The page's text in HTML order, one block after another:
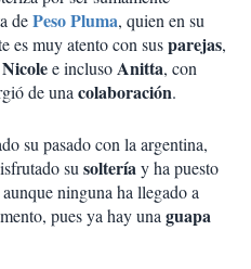
dePeso Pluma, quien en su
es muy atento con susparejas,
e inclusoAnitta, con
de unacolaboración.
su pasado con la argentina,
susolteríay ha puesto
ninguna ha llegado a
pues ya hay unaguapa